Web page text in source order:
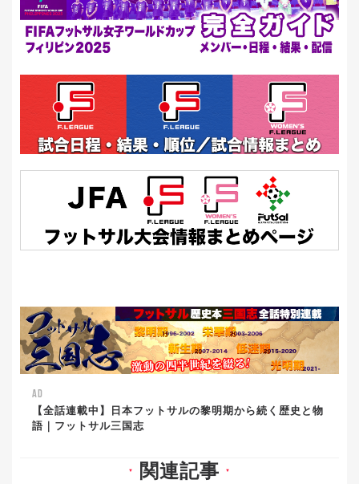
AD
【全話連載中】日本フットサルの黎明期から続く歴史と物
語｜フットサル三国志
▼ 関連記事 ▼